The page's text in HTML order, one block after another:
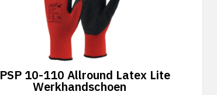
PSP 10-110 Allround Latex Lite
Werkhandschoen